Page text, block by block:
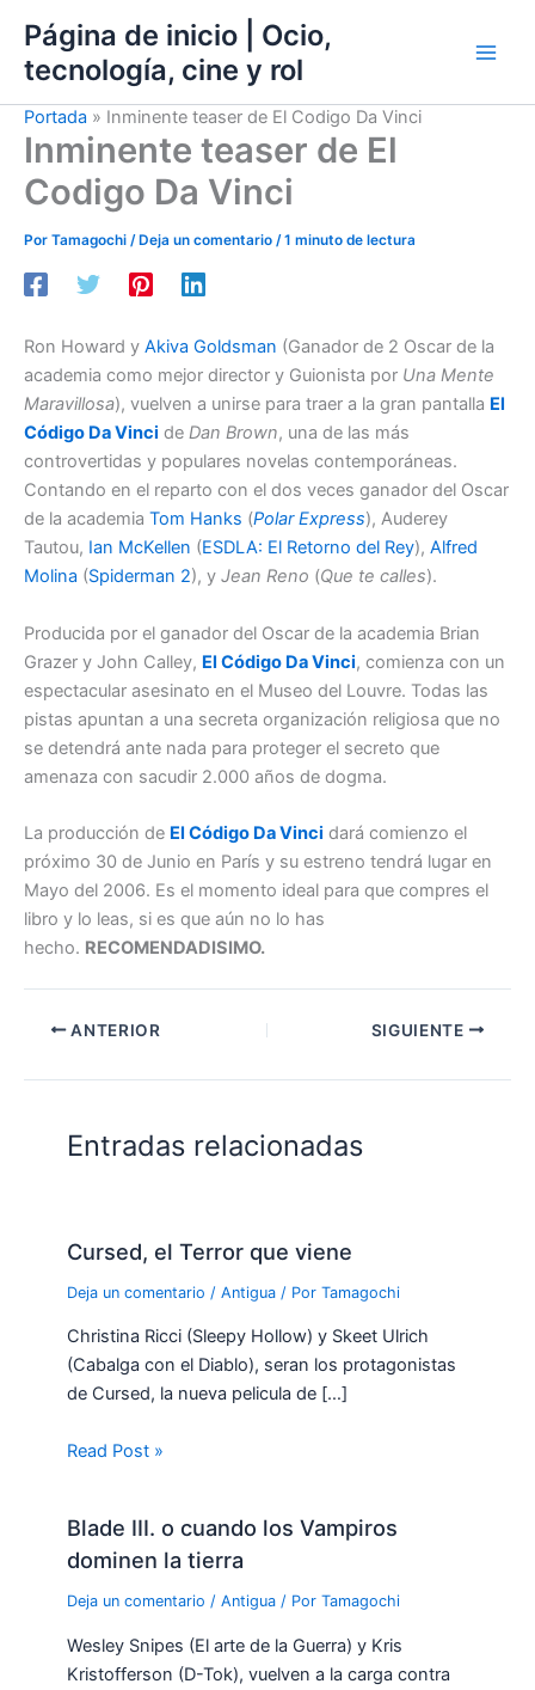
contenido
Página de inicio | Ocio,
tecnología, cine y rol
Portada » Inminente teaser de El Codigo Da Vinci
Inminente teaser de El
Codigo Da Vinci
Por Tamagochi / Deja un comentario /1 minuto de lectura
Ron Howard y Akiva Goldsman (Ganador de 2 Oscar de la
academia como mejor director y Guionista por Una Mente
Maravillosa), vuelven a unirse para traer a la gran pantalla El
Código Da Vinci de Dan Brown, una de las más
controvertidas y populares novelas contemporáneas.
Contando en el reparto con el dos veces ganador del Oscar
de la academia Tom Hanks (Polar Express), Auderey
Tautou, Ian McKellen (ESDLA: El Retorno del Rey), Alfred
Molina (Spiderman 2), y Jean Reno (Que te calles).
Producida por el ganador del Oscar de la academia Brian
Grazer y John Calley, El Código Da Vinci, comienza con un
espectacular asesinato en el Museo del Louvre. Todas las
pistas apuntan a una secreta organización religiosa que no
se detendrá ante nada para proteger el secreto que
amenaza con sacudir 2.000 años de dogma.
La producción de El Código Da Vinci dará comienzo el
próximo 30 de Junio en París y su estreno tendrá lugar en
Mayo del 2006. Es el momento ideal para que compres el
libro y lo leas, si es que aún no lo has
hecho. RECOMENDADISIMO.
ANTERIOR SIGUIENTE
Entradas relacionadas
Cursed, el Terror que viene
Deja un comentario /Antigua / PorTamagochi
Christina Ricci (Sleepy Hollow) y Skeet Ulrich
(Cabalga con el Diablo), seran los protagonistas
de Cursed, la nueva pelicula de […]
Read Post »
Blade III. o cuando los Vampiros
dominen la tierra
Deja un comentario /Antigua / PorTamagochi
Wesley Snipes (El arte de la Guerra) y Kris
Kristofferson (D-Tok), vuelven a la carga contra